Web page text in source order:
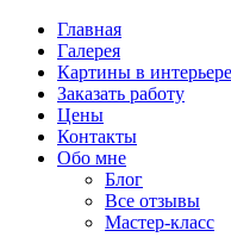
Перейти к основному
Главная
Галерея
Картины в интерьере
Заказать работу
Цены
Контакты
Обо мне
Блог
Все отзывы
Мастер-класс